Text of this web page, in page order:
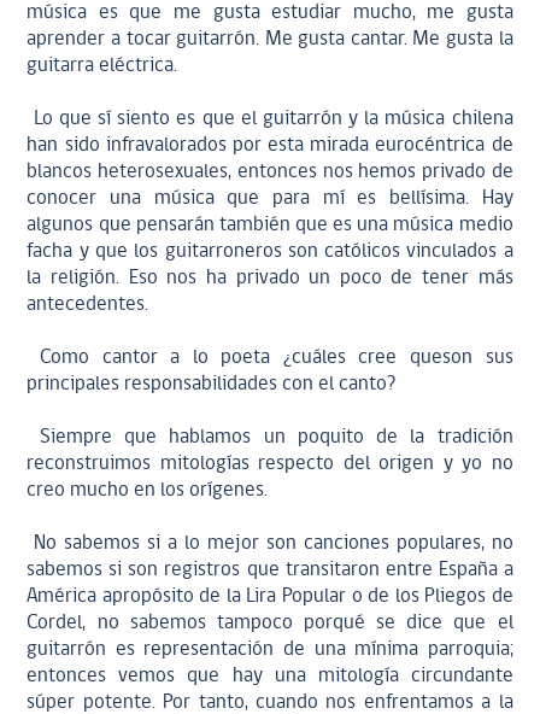
música es que me gusta estudiar mucho, me gusta
aprender a tocar guitarrón. Me gusta cantar. Me gusta la
guitarra eléctrica.
Lo que sí siento es que el guitarrón y la música chilena
han sido infravalorados por esta mirada eurocéntrica de
blancos heterosexuales, entonces nos hemos privado de
conocer una música que para mí es bellísima. Hay
algunos que pensarán también que es una música medio
facha y que los guitarroneros son católicos vinculados a
la religión. Eso nos ha privado un poco de tener más
antecedentes.
Como cantor a lo poeta ¿cuáles cree queson sus
principales responsabilidades con el canto?
Siempre que hablamos un poquito de la tradición
reconstruimos mitologías respecto del origen y yo no
creo mucho en los orígenes.
No sabemos si a lo mejor son canciones populares, no
sabemos si son registros que transitaron entre España a
América apropósito de la Lira Popular o de los Pliegos de
Cordel, no sabemos tampoco porqué se dice que el
guitarrón es representación de una mínima parroquia;
entonces vemos que hay una mitología circundante
súper potente. Por tanto, cuando nos enfrentamos a la